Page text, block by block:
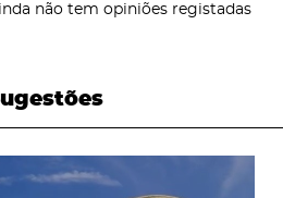
não tem opiniões registadas